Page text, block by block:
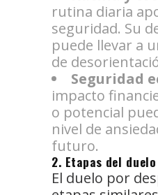
rutina diaria
seguridad. Su
puede llevar a
de
Seguridad
impacto
o potencial
nivel de
futuro.
2. Etapas del
El duelo por